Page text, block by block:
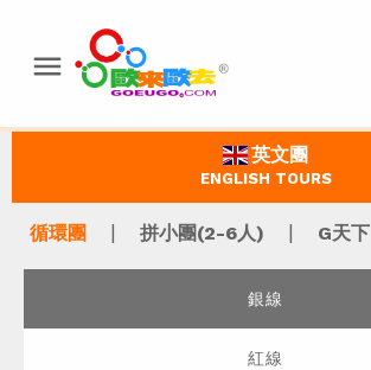
menu
英文團
ENGLISH TOURS
循環團 | 拼小團(2-6人) | G天下
銀線
紅線